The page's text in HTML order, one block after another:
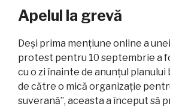
Apelul la grevă
Deși prima mențiune online a
protest pentru 10 septembrie a
cu o zi înainte de anunțul
de către o mică organizație
suverană”, aceasta a început să